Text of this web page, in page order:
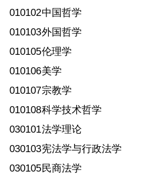
010102中国哲学
010103外国哲学
010105伦理学
010106美学
010107宗教学
010108科学技术哲学
030101法学理论
030103宪法学与行政法学
030105民商法学